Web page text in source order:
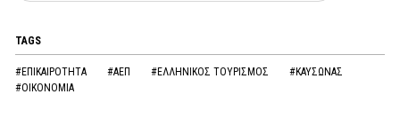
TAGS
#ΕΠΙΚΑΙΡΟΤΗΤΑ #ΑΕΠ #ΕΛΛΗΝΙΚΟΣ ΤΟΥΡΙΣΜΟΣ
#ΚΑΥΣΩΝΑΣ
#ΟΙΚΟΝΟΜΙΑ